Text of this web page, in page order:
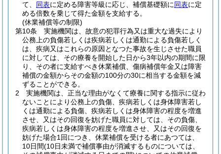
て、 同表に定める障害等級に応じ、補償基礎額に同表に定
める倍数を乗じて得た金額を支給する。
(休業補償等の制限)
第10条
実施機関は、故意の犯罪行為又は重大な過失により
公務上の負傷若しくは疾病若しくは通勤による負傷若しく
は、疾病又はこれらの原因となつた事故を生じさせた職員
に対しては、その療養を開始した日から3年以内の期間に限
り、その者に支給すべき休業補償、傷病補償年金又は障害
補償の金額からその金額の100分の30に相当する金額を減
ずることができる。
2
実施機関は、正当な理由がなくて療養に関する指示に従わ
ないことにより公務上の負傷、疾病若しくは身体障害若し
くは通勤による負傷、疾病若しくは身体障害の程度を増進
させ、又はその回復を妨げた職員に対しては、その負傷、
疾病若しくは身体障害の程度を増進させ、又はその回復を
妨げた場合1回につき、休業補償を受ける者にあつては、
10日間(10日未満で補償事由が消滅するものについては、